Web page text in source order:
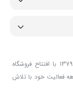
گروه کاشی و سرامیک فرضی فعالیت خود را از سال 1379 با افتتاح فروشگاه
فعالیت خود با تلاش